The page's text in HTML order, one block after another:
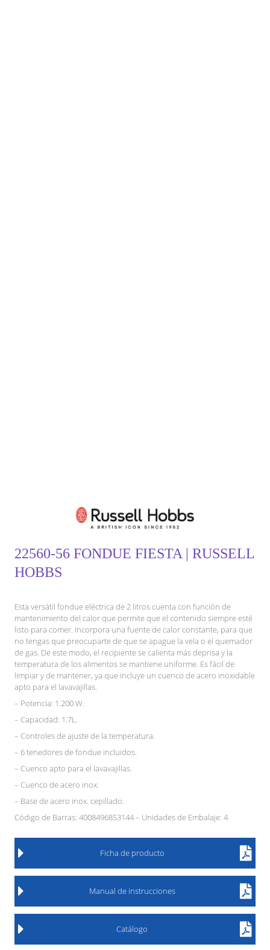
22560-56 FONDUE FIESTA | RUSSELL
HOBBS
Esta versátil fondue eléctrica de 2 litros cuenta con función de
mantenimiento del calor que permite que el contenido siempre esté
listo para comer. Incorpora una fuente de calor constante, para que
no tengas que preocuparte de que se apague la vela o el quemador
de gas. De este modo, el recipiente se calienta más deprisa y la
temperatura de los alimentos se mantiene uniforme. Es fácil de
limpiar y de mantener, ya que incluye un cuenco de acero inoxidable
apto para el lavavajillas.
– Potencia: 1.200 W.
– Capacidad: 1.7L.
– Controles de ajuste de la temperatura.
– 6 tenedores de fondue incluidos.
– Cuenco apto para el lavavajillas.
– Cuenco de acero inox.
– Base de acero inox. cepillado.
Código de Barras: 4008496853144 – Unidades de Embalaje: 4
Ficha de producto
Manual de instrucciones
Catálogo